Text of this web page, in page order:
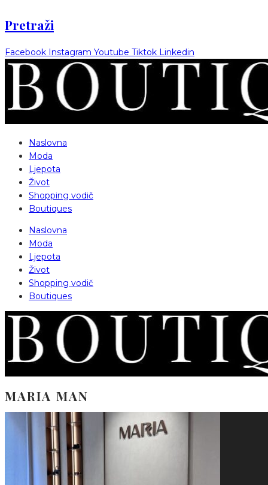
Pretraži
Facebook Instagram Youtube Tiktok Linkedin
Naslovna
Moda
Ljepota
Život
Shopping vodič
Boutiques
Naslovna
Moda
Ljepota
Život
Shopping vodič
Boutiques
MARIA MAN